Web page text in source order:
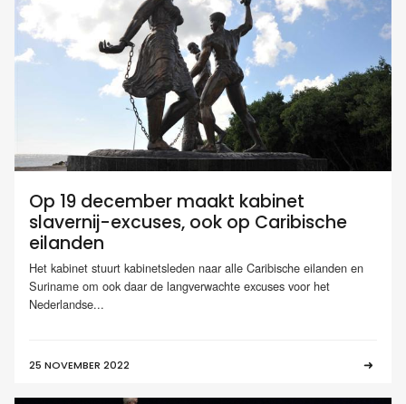
Op 19 december maakt kabinet
slavernij-excuses, ook op Caribische
eilanden
Het kabinet stuurt kabinetsleden naar alle Caribische eilanden en
Suriname om ook daar de langverwachte excuses voor het
Nederlandse...
25 NOVEMBER 2022